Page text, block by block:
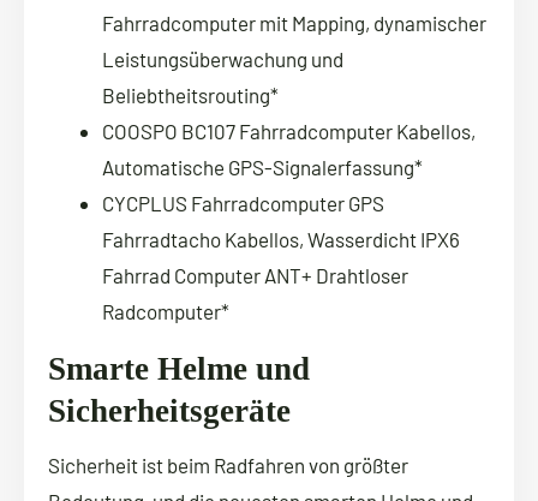
Fahrradcomputer mit Mapping, dynamischer
Leistungsüberwachung und
Beliebtheitsrouting*
COOSPO BC107 Fahrradcomputer Kabellos,
Automatische GPS-Signalerfassung*
CYCPLUS Fahrradcomputer GPS
Fahrradtacho Kabellos, Wasserdicht IPX6
Fahrrad Computer ANT+ Drahtloser
Radcomputer*
Smarte Helme und
Sicherheitsgeräte
Sicherheit ist beim Radfahren von größter